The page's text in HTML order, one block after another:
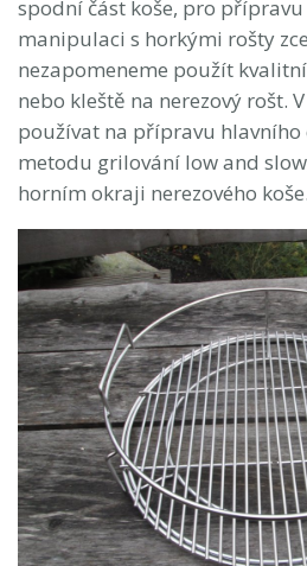
spodní část koše, pro
manipulaci s horkými rošty
nezapomeneme použít kvalitní
nebo kleště na nerezový rošt.
používat na přípravu
metodu grilování low and
horním okraji nerezového koše.